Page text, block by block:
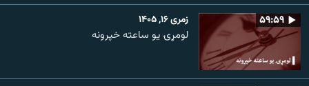
۵۹:۵۹ زمری ۱۶, ۱۴۰۵
لومړۍ یو ساعته خپرونه